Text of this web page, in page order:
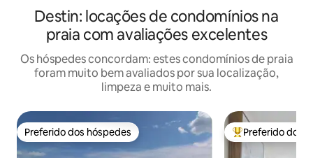
Destin: locações de condomínios na
praia com avaliações excelentes
Os hóspedes concordam: estes condomínios de praia
foram muito bem avaliados por sua localização,
limpeza e muito mais.
Preferido dos hóspedes
Preferido dos hóspedes Entre os
Preferido dos